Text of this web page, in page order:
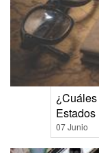
07 Junio